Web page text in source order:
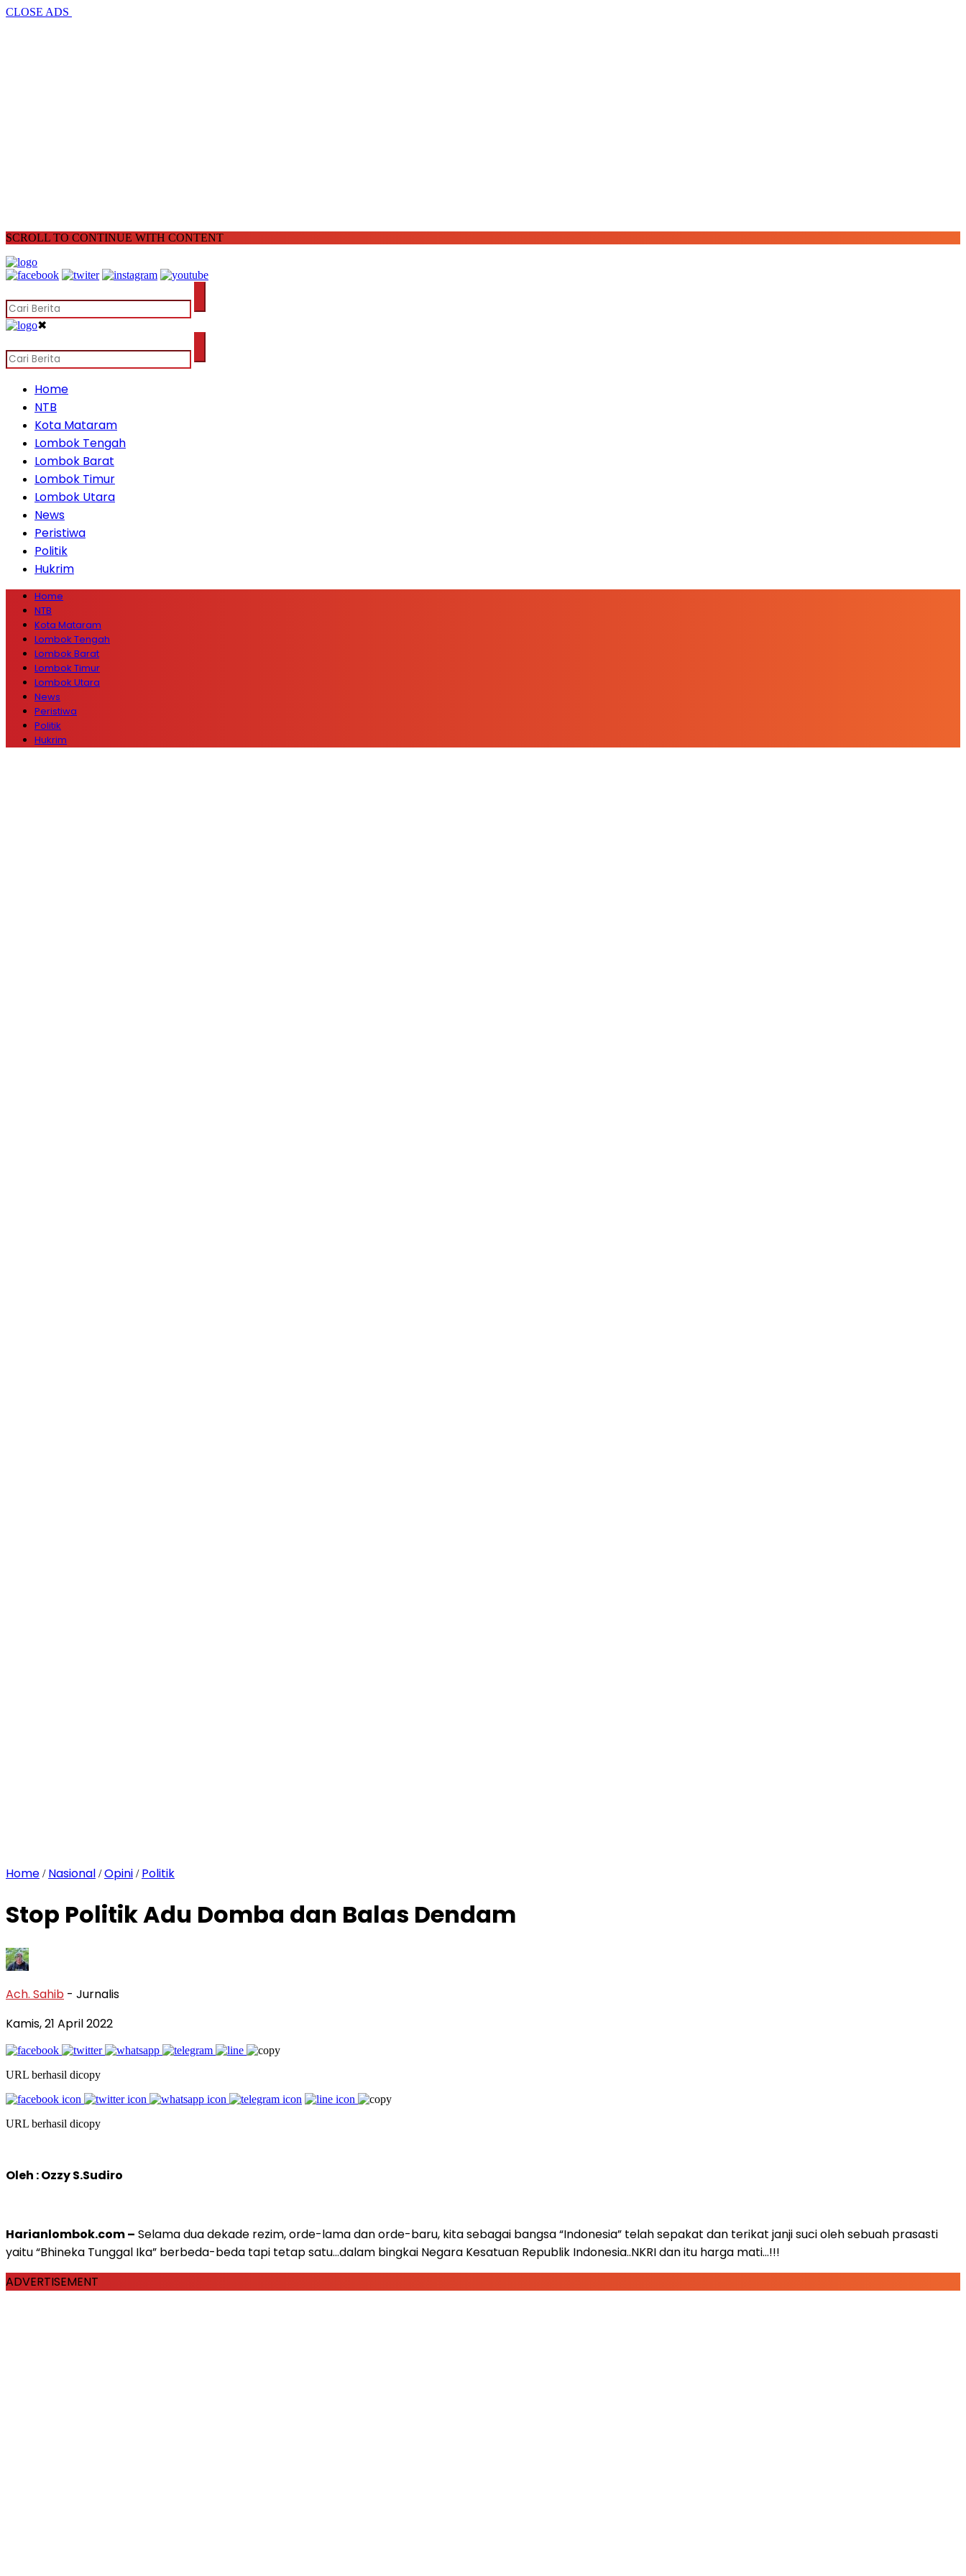
CLOSE ADS
SCROLL TO CONTINUE WITH CONTENT
✖
Home
NTB
Kota Mataram
Lombok Tengah
Lombok Barat
Lombok Timur
Lombok Utara
News
Peristiwa
Politik
Hukrim
Home
NTB
Kota Mataram
Lombok Tengah
Lombok Barat
Lombok Timur
Lombok Utara
News
Peristiwa
Politik
Hukrim
Home / Nasional /Opini / Politik
Stop Politik Adu Domba dan Balas Dendam
Ach. Sahib - Jurnalis
Kamis, 21 April 2022
URL berhasil dicopy
URL berhasil dicopy
Oleh : Ozzy S.Sudiro
Harianlombok.com – Selama dua dekade rezim, orde-lama dan orde-baru, kita sebagai bangsa “Indonesia” telah sepakat dan terikat janji suci oleh sebuah prasasti
yaitu “Bhineka Tunggal Ika” berbeda-beda tapi tetap satu…dalam bingkai Negara Kesatuan Republik Indonesia..NKRI dan itu harga mati…!!!
ADVERTISEMENT